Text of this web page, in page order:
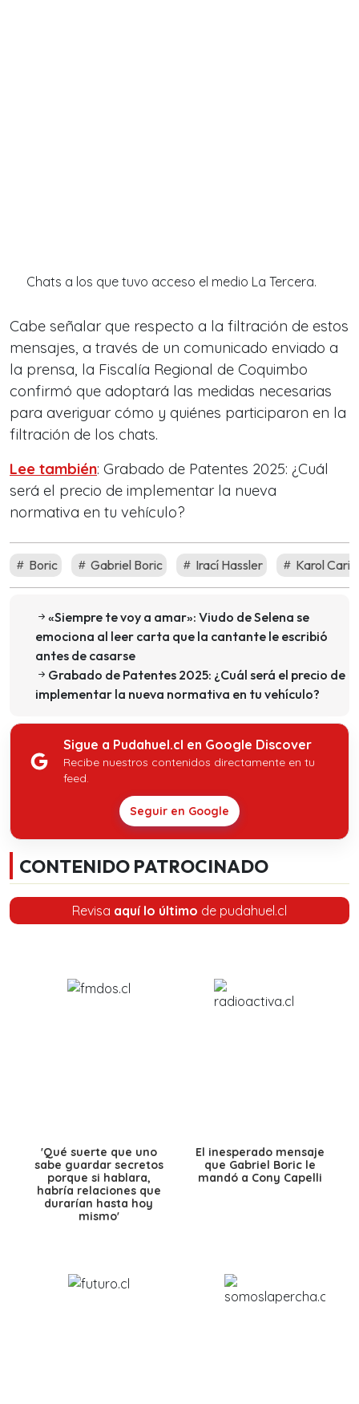
Chats a los que tuvo acceso el medio La Tercera.
Cabe señalar que respecto a la filtración de estos
mensajes, a través de un comunicado enviado a
la prensa, la Fiscalía Regional de Coquimbo
confirmó que adoptará las medidas necesarias
para averiguar cómo y quiénes participaron en la
filtración de los chats.
Lee también: Grabado de Patentes 2025: ¿Cuál
será el precio de implementar la nueva
normativa en tu vehículo?
Boric Gabriel Boric Irací Hassler Karol
«Siempre te voy a amar»: Viudo de Selena se
emociona al leer carta que la cantante le escribió
antes de casarse
Grabado de Patentes 2025: ¿Cuál será el precio de
implementar la nueva normativa en tu vehículo?
Sigue a Pudahuel.cl en Google Discover
Recibe nuestros contenidos directamente en tu
feed.
Seguir en Google
CONTENIDO PATROCINADO
Revisa aquí lo último de pudahuel.cl
'Qué suerte que uno
sabe guardar secretos
porque si hablara,
habría relaciones que
durarían hasta hoy
mismo'
El inesperado mensaje
que Gabriel Boric le
mandó a Cony Capelli